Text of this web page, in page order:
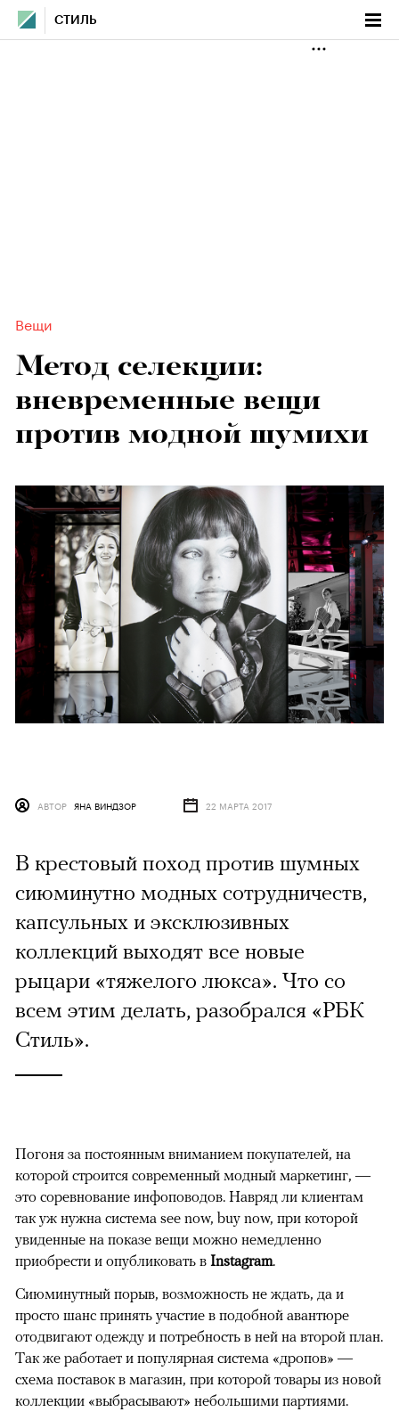
СТИЛЬ
Вещи
Метод селекции:
вневременные вещи
против модной шумихи
АВТОР ЯНА ВИНДЗОР 22 МАРТА 2017
В крестовый поход против шумных
сиюминутно модных сотрудничеств,
капсульных и эксклюзивных
коллекций выходят все новые
рыцари «тяжелого люкса». Что со
всем этим делать, разобрался «РБК
Стиль».
Погоня за постоянным вниманием покупателей, на
которой строится современный модный маркетинг, —
это соревнование инфоповодов. Навряд ли клиентам
так уж нужна система see now, buy now, при которой
увиденные на показе вещи можно немедленно
приобрести и опубликовать в Instagram.
Сиюминутный порыв, возможность не ждать, да и
просто шанс принять участие в подобной авантюре
отодвигают одежду и потребность в ней на второй план.
Так же работает и популярная система «дропов» —
схема поставок в магазин, при которой товары из новой
коллекции «выбрасывают» небольшими партиями.